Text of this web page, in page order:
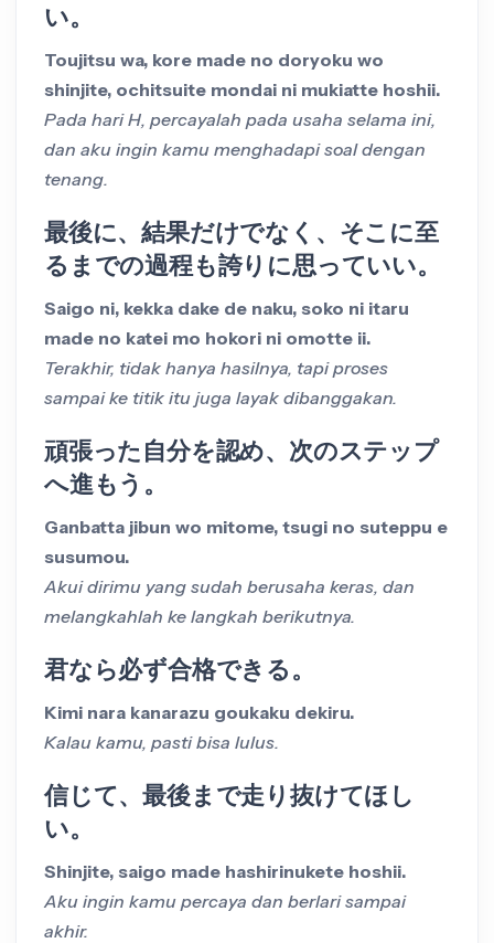
い。
Toujitsu wa, kore made no doryoku wo
shinjite, ochitsuite mondai ni mukiatte hoshii.
Pada hari H, percayalah pada usaha selama ini,
dan aku ingin kamu menghadapi soal dengan
tenang.
最後に、結果だけでなく、そこに至
るまでの過程も誇りに思っていい。
Saigo ni, kekka dake de naku, soko ni itaru
made no katei mo hokori ni omotte ii.
Terakhir, tidak hanya hasilnya, tapi proses
sampai ke titik itu juga layak dibanggakan.
頑張った自分を認め、次のステップ
へ進もう。
Ganbatta jibun wo mitome, tsugi no suteppu e
susumou.
Akui dirimu yang sudah berusaha keras, dan
melangkahlah ke langkah berikutnya.
君なら必ず合格できる。
Kimi nara kanarazu goukaku dekiru.
Kalau kamu, pasti bisa lulus.
信じて、最後まで走り抜けてほし
い。
Shinjite, saigo made hashirinukete hoshii.
Aku ingin kamu percaya dan berlari sampai
akhir.